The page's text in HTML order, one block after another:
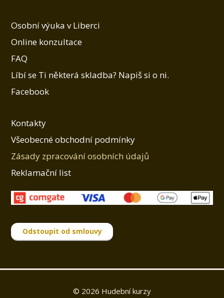
Osobní výuka v Liberci
Online konzultace
FAQ
Líbí se Ti některá skladba? Napiš si o ni.
Facebook
Kontakty
Všeobecné obchodní podmínky
Zásady zpracování osobních údajů
Reklamační list
Odstoupit od smlouvy
© 2026 Hudební kurzy